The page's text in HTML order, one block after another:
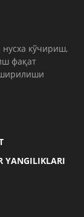
кўчириш,
фақат
YANGILIKLARI